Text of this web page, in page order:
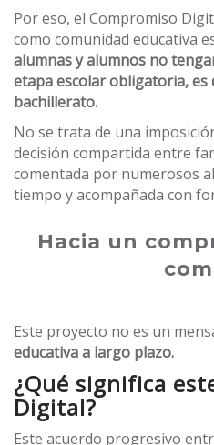
Por eso, el Compromiso
como comunidad educativa
alumnas y alumnos no
etapa escolar obligatoria, es
bachillerato.
No se trata de una
decisión compartida entre
comentada por numerosos
tiempo y acompañada con
Hacia un
Este proyecto no es un
educativa a largo plazo.
¿Qué significa
Digital?
Este acuerdo progresivo